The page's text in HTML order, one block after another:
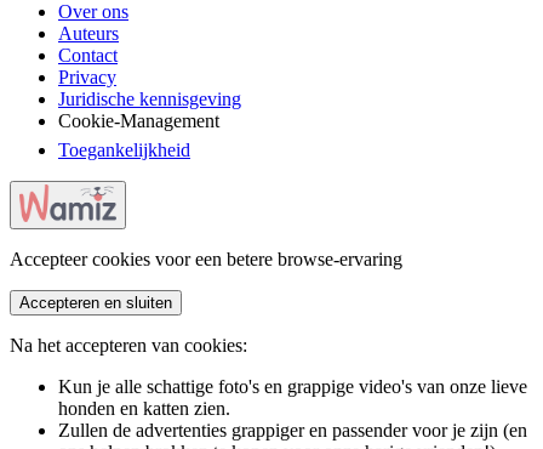
Over ons
Auteurs
Contact
Privacy
Juridische kennisgeving
Cookie-Management
Toegankelijkheid
Accepteer cookies voor een betere browse-ervaring
Accepteren en sluiten
Na het accepteren van cookies:
Kun je alle schattige foto's en grappige video's van onze lieve
honden en katten zien.
Zullen de advertenties grappiger en passender voor je zijn (en